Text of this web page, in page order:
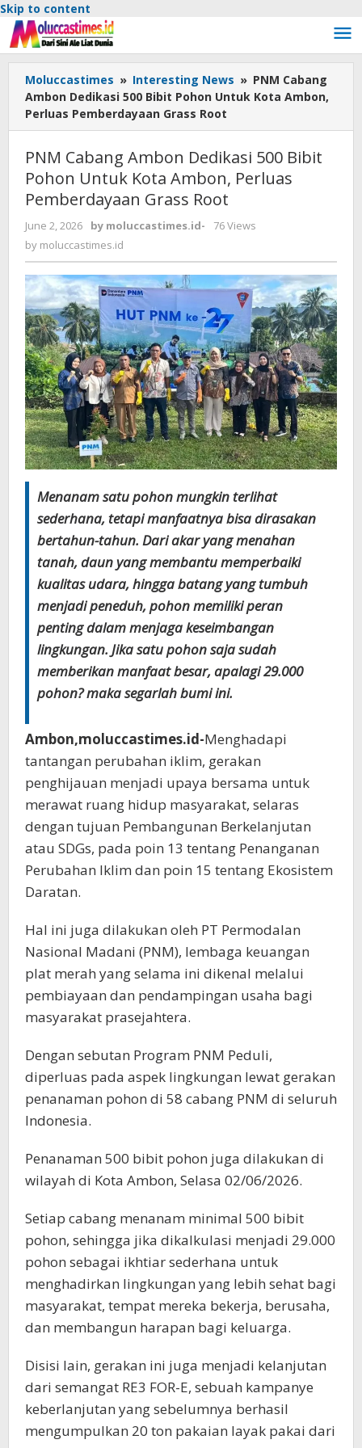
Skip to content
Moluccastimes » Interesting News » PNM Cabang
Ambon Dedikasi 500 Bibit Pohon Untuk Kota Ambon,
Perluas Pemberdayaan Grass Root
PNM Cabang Ambon Dedikasi 500 Bibit
Pohon Untuk Kota Ambon, Perluas
Pemberdayaan Grass Root
June 2, 2026 by moluccastimes.id-
76 Views
by moluccastimes.id
Menanam satu pohon mungkin terlihat
sederhana, tetapi manfaatnya bisa dirasakan
bertahun-tahun. Dari akar yang menahan
tanah, daun yang membantu memperbaiki
kualitas udara, hingga batang yang tumbuh
menjadi peneduh, pohon memiliki peran
penting dalam menjaga keseimbangan
lingkungan. Jika satu pohon saja sudah
memberikan manfaat besar, apalagi 29.000
pohon? maka segarlah bumi ini.
Ambon,moluccastimes.id-Menghadapi
tantangan perubahan iklim, gerakan
penghijauan menjadi upaya bersama untuk
merawat ruang hidup masyarakat, selaras
dengan tujuan Pembangunan Berkelanjutan
atau SDGs, pada poin 13 tentang Penanganan
Perubahan Iklim dan poin 15 tentang Ekosistem
Daratan.
Hal ini juga dilakukan oleh PT Permodalan
Nasional Madani (PNM), lembaga keuangan
plat merah yang selama ini dikenal melalui
pembiayaan dan pendampingan usaha bagi
masyarakat prasejahtera.
Dengan sebutan Program PNM Peduli,
diperluas pada aspek lingkungan lewat gerakan
penanaman pohon di 58 cabang PNM di seluruh
Indonesia.
Penanaman 500 bibit pohon juga dilakukan di
wilayah di Kota Ambon, Selasa 02/06/2026.
Setiap cabang menanam minimal 500 bibit
pohon, sehingga jika dikalkulasi menjadi 29.000
pohon sebagai ikhtiar sederhana untuk
menghadirkan lingkungan yang lebih sehat bagi
masyarakat, tempat mereka bekerja, berusaha,
dan membangun harapan bagi keluarga.
Disisi lain, gerakan ini juga menjadi kelanjutan
dari semangat RE3 FOR-E, sebuah kampanye
keberlanjutan yang sebelumnya berhasil
mengumpulkan 20 ton pakaian layak pakai dari